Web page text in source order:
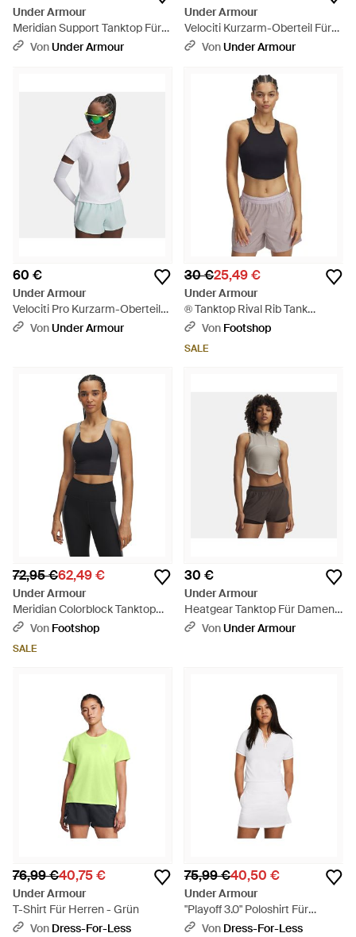
Under Armour
Meridian Support Tanktop Für
Damen - Weiß
VonUnder Armour
Under Armour
Velociti Kurzarm-Oberteil Für
Damen Flash Light
VonUnder Armour
60 €
Under Armour
Velociti Pro Kurzarm-Oberteil
Für Damen Reflektierend -
VonUnder Armour
30 €25,49 €
Under Armour
® Tanktop Rival Rib Tank
1389798 - Blau
Von Footshop
SALE
72,95 €62,49 €
Under Armour
Meridian Colorblock Tanktop
Für Damen Stahl - Blau
Von Footshop
SALE
30 €
Under Armour
Heatgear Tanktop Für Damen
Timberwolf Taupe Summit
VonUnder Armour
76,99 €40,75 €
Under Armour
T-Shirt Für Herren - Grün
Von Dress-For-Less
75,99 €40,50 €
Under Armour
"Playoff 3.0" Poloshirt Für
Damen - Weiß
Von Dress-For-Less